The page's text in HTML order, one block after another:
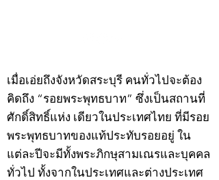
เมื่อเอ่ยถึงจังหวัดสระบุรี คนทั่วไปจะต้อง
คิดถึง “รอยพระพุทธบาท” ซึ่งเป็นสถานที่
ศักดิ์สิทธิ์แห่ง เดียวในประเทศไทย ที่มีรอย
พระพุทธบาทของแท้ประทับรอยอยู่ ใน
แต่ละปีจะมีทั้งพระภิกษุสามเณรและบุคคล
ทั่วไป ทั้งจากในประเทศและต่างประเทศ